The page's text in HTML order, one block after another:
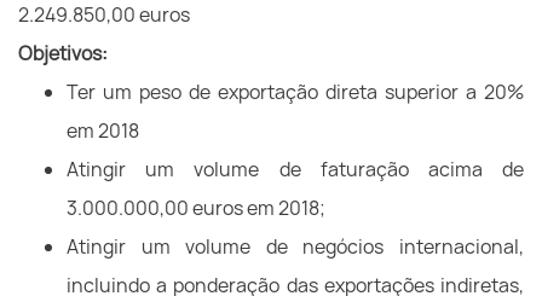
2.249.850,00 euros
Objetivos:
Ter um peso de exportação direta superior a 20%
em 2018
Atingir um volume de faturação acima de
3.000.000,00 euros em 2018;
Atingir um volume de negócios internacional,
incluindo a ponderação das exportações indiretas,